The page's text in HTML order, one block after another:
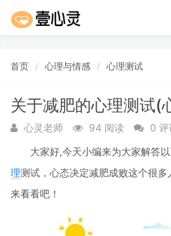
首页 心理与情感 心理测试
关于减肥的心理测试(
心灵老师 94 阅读 0 评
大家好,今天小编来为大家解答
理测试，心态决定减肥成败这个很
来看看吧！